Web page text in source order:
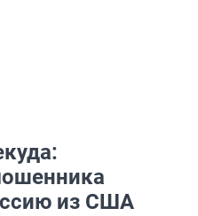
из США